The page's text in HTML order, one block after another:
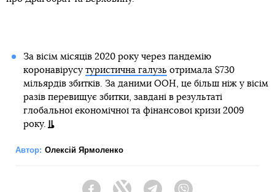
За вісім місяців 2020 року через пандемію
коронавірусу туристична галузь отримала $730
мільярдів збитків. За даними ООН, це більш ніж у вісім
разів перевищує збитки, завдані в результаті
глобальної економічної та фінансової кризи 2009
року.
Автор: Олексій Ярмоленко